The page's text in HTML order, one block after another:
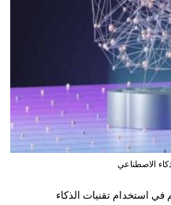
الاصطناعي
في استخدام تقنيات الذكاء